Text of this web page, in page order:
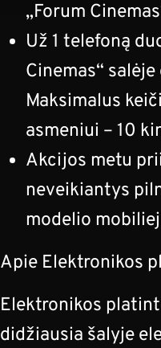
„Forum
Už 1 telefoną
Cinemas“
Maksimalus
asmeniui – 10
Akcijos metu
neveikiantys
modelio
Apie Elektronikos
Elektronikos
didžiausia šalyje